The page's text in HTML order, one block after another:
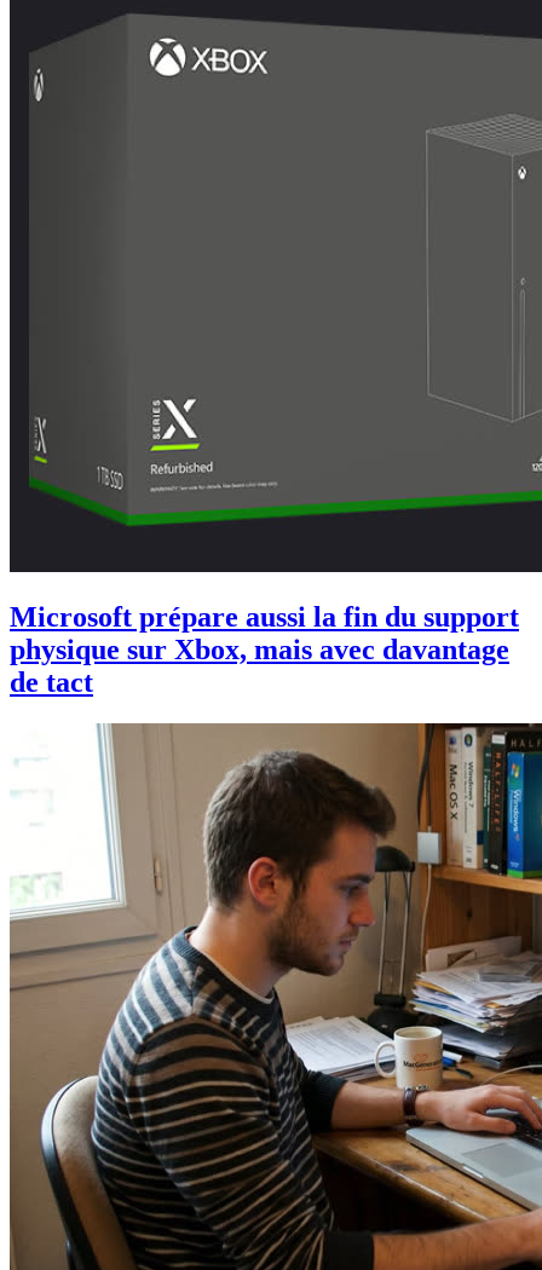
Microsoft prépare aussi la fin du support
physique sur Xbox, mais avec davantage
de tact